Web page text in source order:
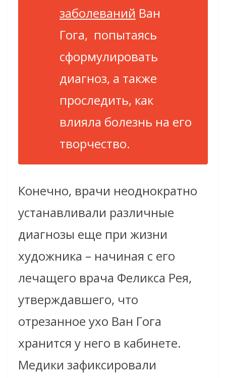
заболеваний Ван
Гога, попытаясь
сформулировать
диагноз, а также
проследить, как
влияла болезнь на его
творчество.
Конечно, врачи неоднократно
устанавливали различные
диагнозы еще при жизни
художника – начиная с его
лечащего врача Феликса Рея,
утверждавшего, что
отрезанное ухо Ван Гога
хранится у него в кабинете.
Медики зафиксировали